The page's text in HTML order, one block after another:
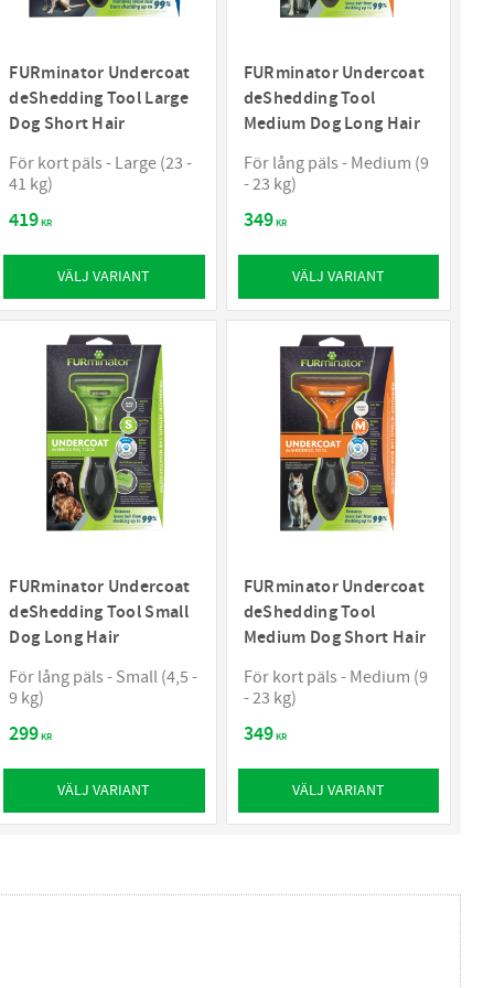
FURminator Undercoat
deShedding Tool Large
Dog Short Hair
För kort päls - Large (23 -
41 kg)
419KR
VÄLJ VARIANT
FURminator Undercoat
deShedding Tool
Medium Dog Long Hair
För lång päls - Medium (9
- 23 kg)
349KR
VÄLJ VARIANT
FURminator Undercoat
deShedding Tool Small
Dog Long Hair
För lång päls - Small (4,5 -
9 kg)
299KR
VÄLJ VARIANT
FURminator Undercoat
deShedding Tool
Medium Dog Short Hair
För kort päls - Medium (9
- 23 kg)
349KR
VÄLJ VARIANT